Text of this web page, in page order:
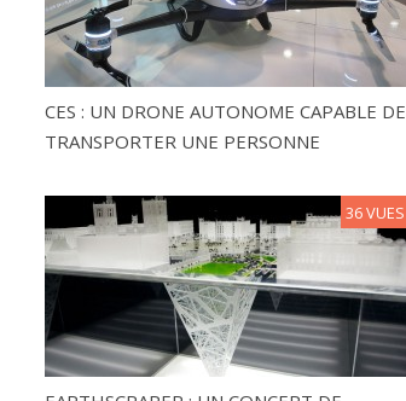
CES : UN DRONE AUTONOME CAPABLE DE
TRANSPORTER UNE PERSONNE
36 VUES